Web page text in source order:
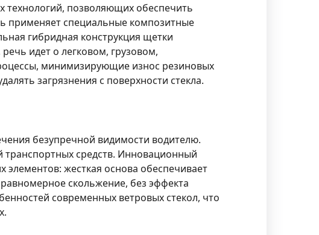
технологий, позволяющих обеспечить
применяет специальные композитные
гибридная конструкция щетки
идет о легковом, грузовом,
минимизирующие износ резиновых
загрязнения с поверхности стекла.
безупречной видимости водителю.
транспортных средств. Инновационный
жесткая основа обеспечивает
скольжение, без эффекта
современных ветровых стекол, что